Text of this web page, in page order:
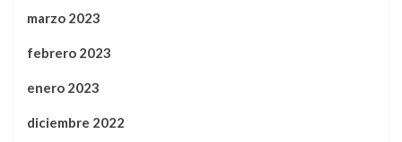
marzo 2023
febrero 2023
enero 2023
diciembre 2022